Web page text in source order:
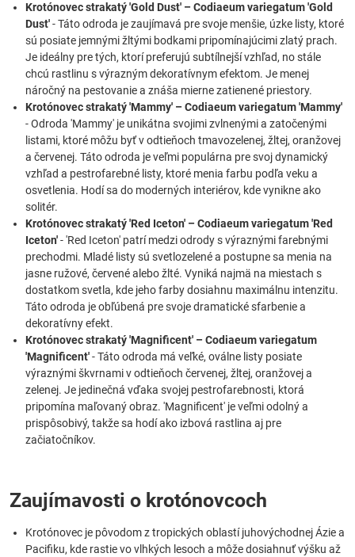
Krotónovec strakatý 'Gold Dust' – Codiaeum variegatum 'Gold
Dust'- Táto odroda je zaujímavá pre svoje menšie, úzke listy, ktoré
sú posiate jemnými žltými bodkami pripomínajúcimi zlatý prach.
Je ideálny pre tých, ktorí preferujú subtílnejší vzhľad, no stále
chcú rastlinu s výrazným dekoratívnym efektom. Je menej
náročný na pestovanie a znáša mierne zatienené priestory.
Krotónovec strakatý 'Mammy' – Codiaeum variegatum 'Mammy'
- Odroda 'Mammy' je unikátna svojimi zvlnenými a zatočenými
listami, ktoré môžu byť v odtieňoch tmavozelenej, žltej, oranžovej
a červenej. Táto odroda je veľmi populárna pre svoj dynamický
vzhľad a pestrofarebné listy, ktoré menia farbu podľa veku a
osvetlenia. Hodí sa do moderných interiérov, kde vynikne ako
solitér.
Krotónovec strakatý 'Red Iceton' – Codiaeum variegatum 'Red
Iceton'- 'Red Iceton' patrí medzi odrody s výraznými farebnými
prechodmi. Mladé listy sú svetlozelené a postupne sa menia na
jasne ružové, červené alebo žlté. Vyniká najmä na miestach s
dostatkom svetla, kde jeho farby dosiahnu maximálnu intenzitu.
Táto odroda je obľúbená pre svoje dramatické sfarbenie a
dekoratívny efekt.
Krotónovec strakatý 'Magnificent' – Codiaeum variegatum
'Magnificent'- Táto odroda má veľké, oválne listy posiate
výraznými škvrnami v odtieňoch červenej, žltej, oranžovej a
zelenej. Je jedinečná vďaka svojej pestrofarebnosti, ktorá
pripomína maľovaný obraz. 'Magnificent' je veľmi odolný a
prispôsobivý, takže sa hodí ako izbová rastlina aj pre
začiatočníkov.
Zaujímavosti o krotónovcoch
Krotónovec je pôvodom z tropických oblastí juhovýchodnej Ázie a
Pacifiku, kde rastie vo vlhkých lesoch a môže dosiahnuť výšku až